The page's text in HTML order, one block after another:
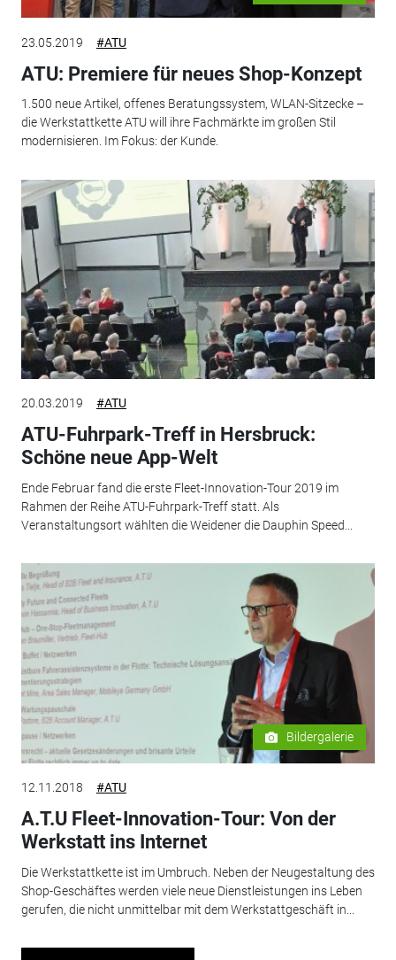
23.05.2019 #ATU
ATU: Premiere für neues Shop-Konzept
1.500 neue Artikel, offenes Beratungssystem, WLAN-Sitzecke –
die Werkstattkette ATU will ihre Fachmärkte im großen Stil
modernisieren. Im Fokus: der Kunde.
20.03.2019 #ATU
ATU-Fuhrpark-Treff in Hersbruck:
Schöne neue App-Welt
Ende Februar fand die erste Fleet-Innovation-Tour 2019 im
Rahmen der Reihe ATU-Fuhrpark-Treff statt. Als
Veranstaltungsort wählten die Weidener die Dauphin Speed...
Bildergalerie
12.11.2018 #ATU
A.T.U Fleet-Innovation-Tour: Von der
Werkstatt ins Internet
Die Werkstattkette ist im Umbruch. Neben der Neugestaltung des
Shop-Geschäftes werden viele neue Dienstleistungen ins Leben
gerufen, die nicht unmittelbar mit dem Werkstattgeschäft in...